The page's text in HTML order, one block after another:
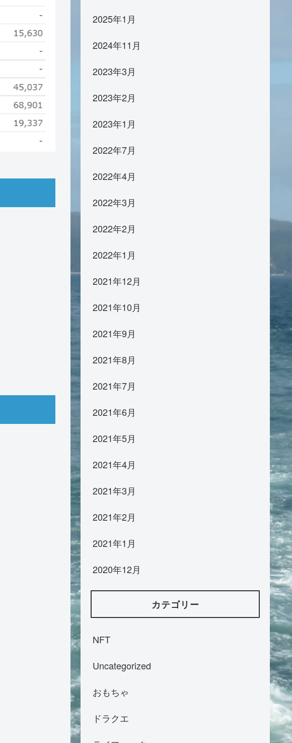
2025年1月
2024年11月
2023年3月
2023年2月
2023年1月
2022年7月
2022年4月
2022年3月
2022年2月
2022年1月
2021年12月
2021年10月
2021年9月
2021年8月
2021年7月
2021年6月
2021年5月
2021年4月
2021年3月
2021年2月
2021年1月
2020年12月
カテゴリー
NFT
Uncategorized
おもちゃ
ドラクエ